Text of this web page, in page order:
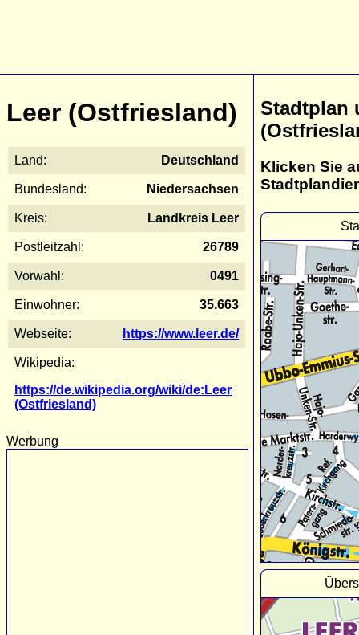
Leer (Ostfriesland)
Land: Deutschland
Bundesland: Niedersachsen
Kreis: Landkreis Leer
Postleitzahl: 26789
Vorwahl: 0491
Einwohner: 35.663
Webseite: https://www.leer.de/
Wikipedia:
https://de.wikipedia.org/wiki/de:Leer
(Ostfriesland)
Werbung
Stadtplan
Klicken Sie